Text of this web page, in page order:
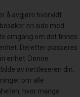
å avgjøre hvorvidt
en side med
omgang om det finnes
Deretter plasseres
enhet. Denne
av nettleseren din,
om alle
hvor mange